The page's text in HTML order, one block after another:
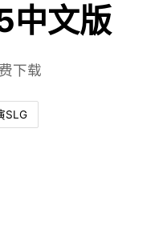
中文版
下载
SLG